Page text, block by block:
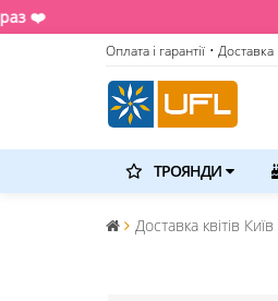
Оплата і гарантії • Доставка
ТРОЯНДИ
Доставка квітів Київ